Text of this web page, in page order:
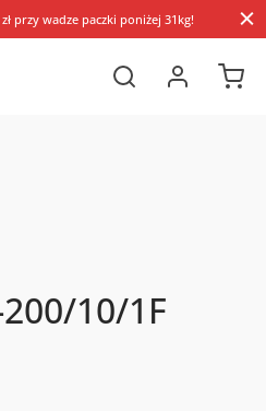
przy wadze paczki poniżej 31kg!
10/1F